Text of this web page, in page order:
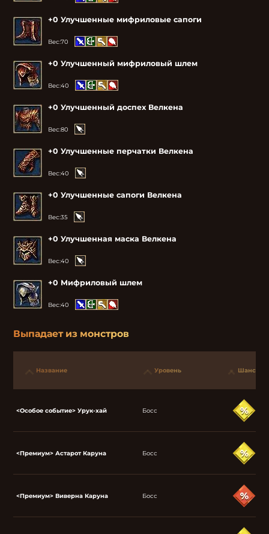
+0 Улучшенные мифриловые сапоги
Вес:70
+0 Улучшенный мифриловый шлем
Вес:40
+0 Улучшенный доспех Велкена
Вес:80
+0 Улучшенные перчатки Велкена
Вес:40
+0 Улучшенные сапоги Велкена
Вес:35
+0 Улучшенная маска Велкена
Вес:40
+0 Мифриловый шлем
Вес:40
Выпадает из монстров
Название Уровень Шанс
<Особое событие> Урук-хай Босс
<Премиум> Астарот Каруна Босс
<Премиум> Виверна Каруна Босс